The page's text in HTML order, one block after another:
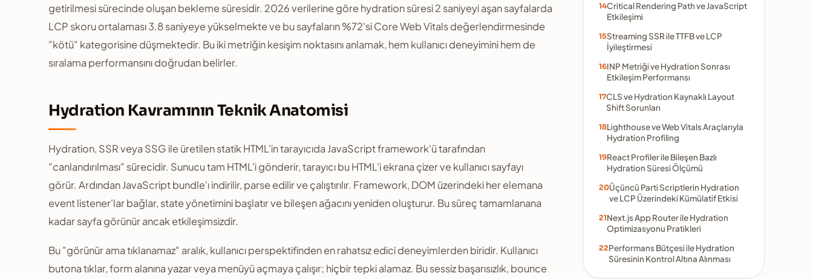
getirilmesi sürecinde oluşan bekleme süresidir. 2026 verilerine göre hydration süresi 2 saniyeyi aşan sayfalarda
LCP skoru ortalaması 3.8 saniyeye yükselmekte ve bu sayfaların %72'si Core Web Vitals değerlendirmesinde
"kötü" kategorisine düşmektedir. Bu iki metriğin kesişim noktasını anlamak, hem kullanıcı deneyimini hem de
sıralama performansını doğrudan belirler.
Hydration Kavramının Teknik Anatomisi
Hydration, SSR veya SSG ile üretilen statik HTML'in tarayıcıda JavaScript framework'ü tarafından
"canlandırılması" sürecidir. Sunucu tam HTML'i gönderir, tarayıcı bu HTML'i ekrana çizer ve kullanıcı sayfayı
görür. Ardından JavaScript bundle'ı indirilir, parse edilir ve çalıştırılır. Framework, DOM üzerindeki her elemana
event listener'lar bağlar, state yönetimini başlatır ve bileşen ağacını yeniden oluşturur. Bu süreç tamamlanana
kadar sayfa görünür ancak etkileşimsizdir.
Bu "görünür ama tıklanamaz" aralık, kullanıcı perspektifinden en rahatsız edici deneyimlerden biridir. Kullanıcı
butona tıklar, form alanına yazar veya menüyü açmaya çalışır; hiçbir tepki alamaz. Bu sessiz başarısızlık, bounce
Critical Rendering Path ve JavaScript
Etkileşimi
Streaming SSR ile TTFB ve LCP
İyileştirmesi
INP Metriği ve Hydration Sonrası
Etkileşim Performansı
CLS ve Hydration Kaynaklı Layout
Shift Sorunları
Lighthouse ve Web Vitals Araçlarıyla
Hydration Profiling
React Profiler ile Bileşen Bazlı
Hydration Süresi Ölçümü
Üçüncü Parti Scriptlerin Hydration
ve LCP Üzerindeki Kümülatif Etkisi
Next.js App Router ile Hydration
Optimizasyonu Pratikleri
Performans Bütçesi ile Hydration
Süresinin Kontrol Altına Alınması